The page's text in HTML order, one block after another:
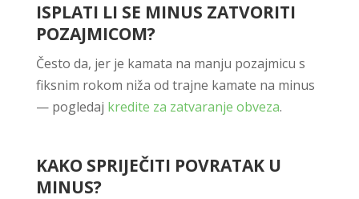
ISPLATI LI SE MINUS ZATVORITI
POZAJMICOM?
Često da, jer je kamata na manju pozajmicu s
fiksnim rokom niža od trajne kamate na minus
— pogledaj kredite za zatvaranje obveza.
KAKO SPRIJEČITI POVRATAK U
MINUS?